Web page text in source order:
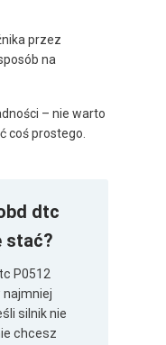
przez
na
– nie warto
coś prostego.
dtc
stać?
P0512
silnik nie
chcesz